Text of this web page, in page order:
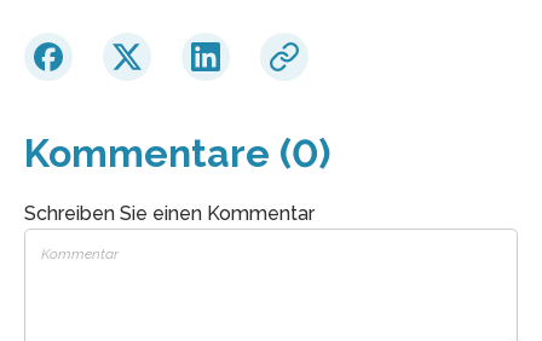
Kommentare (0)
Schreiben Sie einen Kommentar